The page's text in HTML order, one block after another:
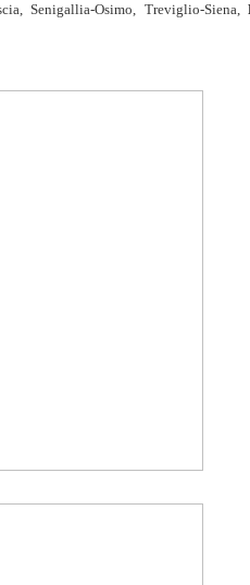
Senigallia-Osimo, Treviglio-Siena,